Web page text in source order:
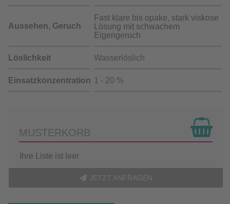
Aussehen, Geruch
Fast klare bis opake, stark viskose
Lösung mit schwachem
Eigengeruch
Löslichkeit Wasserlöslich
Einsatzkonzentration 1 - 20 %
MUSTERKORB
Ihre Liste ist leer
JETZT ANFRAGEN